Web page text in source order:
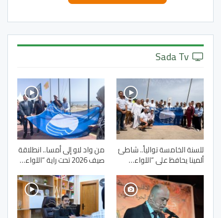
للسنة الخامسة توالياً.. شاطئ
ألمينا يحافظ على “اللواء…
من واد لاو إلى أمسا.. انطلاقة
صيف 2026 تحت راية “اللواء…